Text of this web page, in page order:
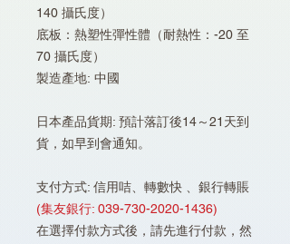
140 攝氏度）
底板：熱塑性彈性體（耐熱性：-20 至
70 攝氏度）
製造產地: 中國
日本產品貨期: 預計落訂後14～21天到
貨，如早到會通知。
支付方式: 信用咭、轉數快 、銀行轉賬
(集友銀行: 039-730-2020-1436)
在選擇付款方式後，請先進行付款，然